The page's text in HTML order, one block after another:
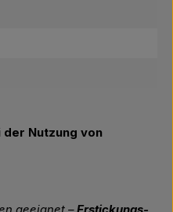
Nutzung von